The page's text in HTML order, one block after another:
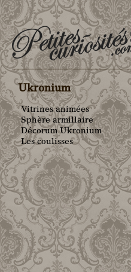
Ukronium
Vitrines animées
Sphère armillaire
Décorum Ukronium
Les coulisses